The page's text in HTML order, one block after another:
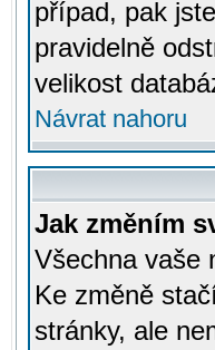
případ, pak
pravidelně
velikost
Návrat nahoru
Jak změním
Všechna vaše
Ke změně
stránky, ale